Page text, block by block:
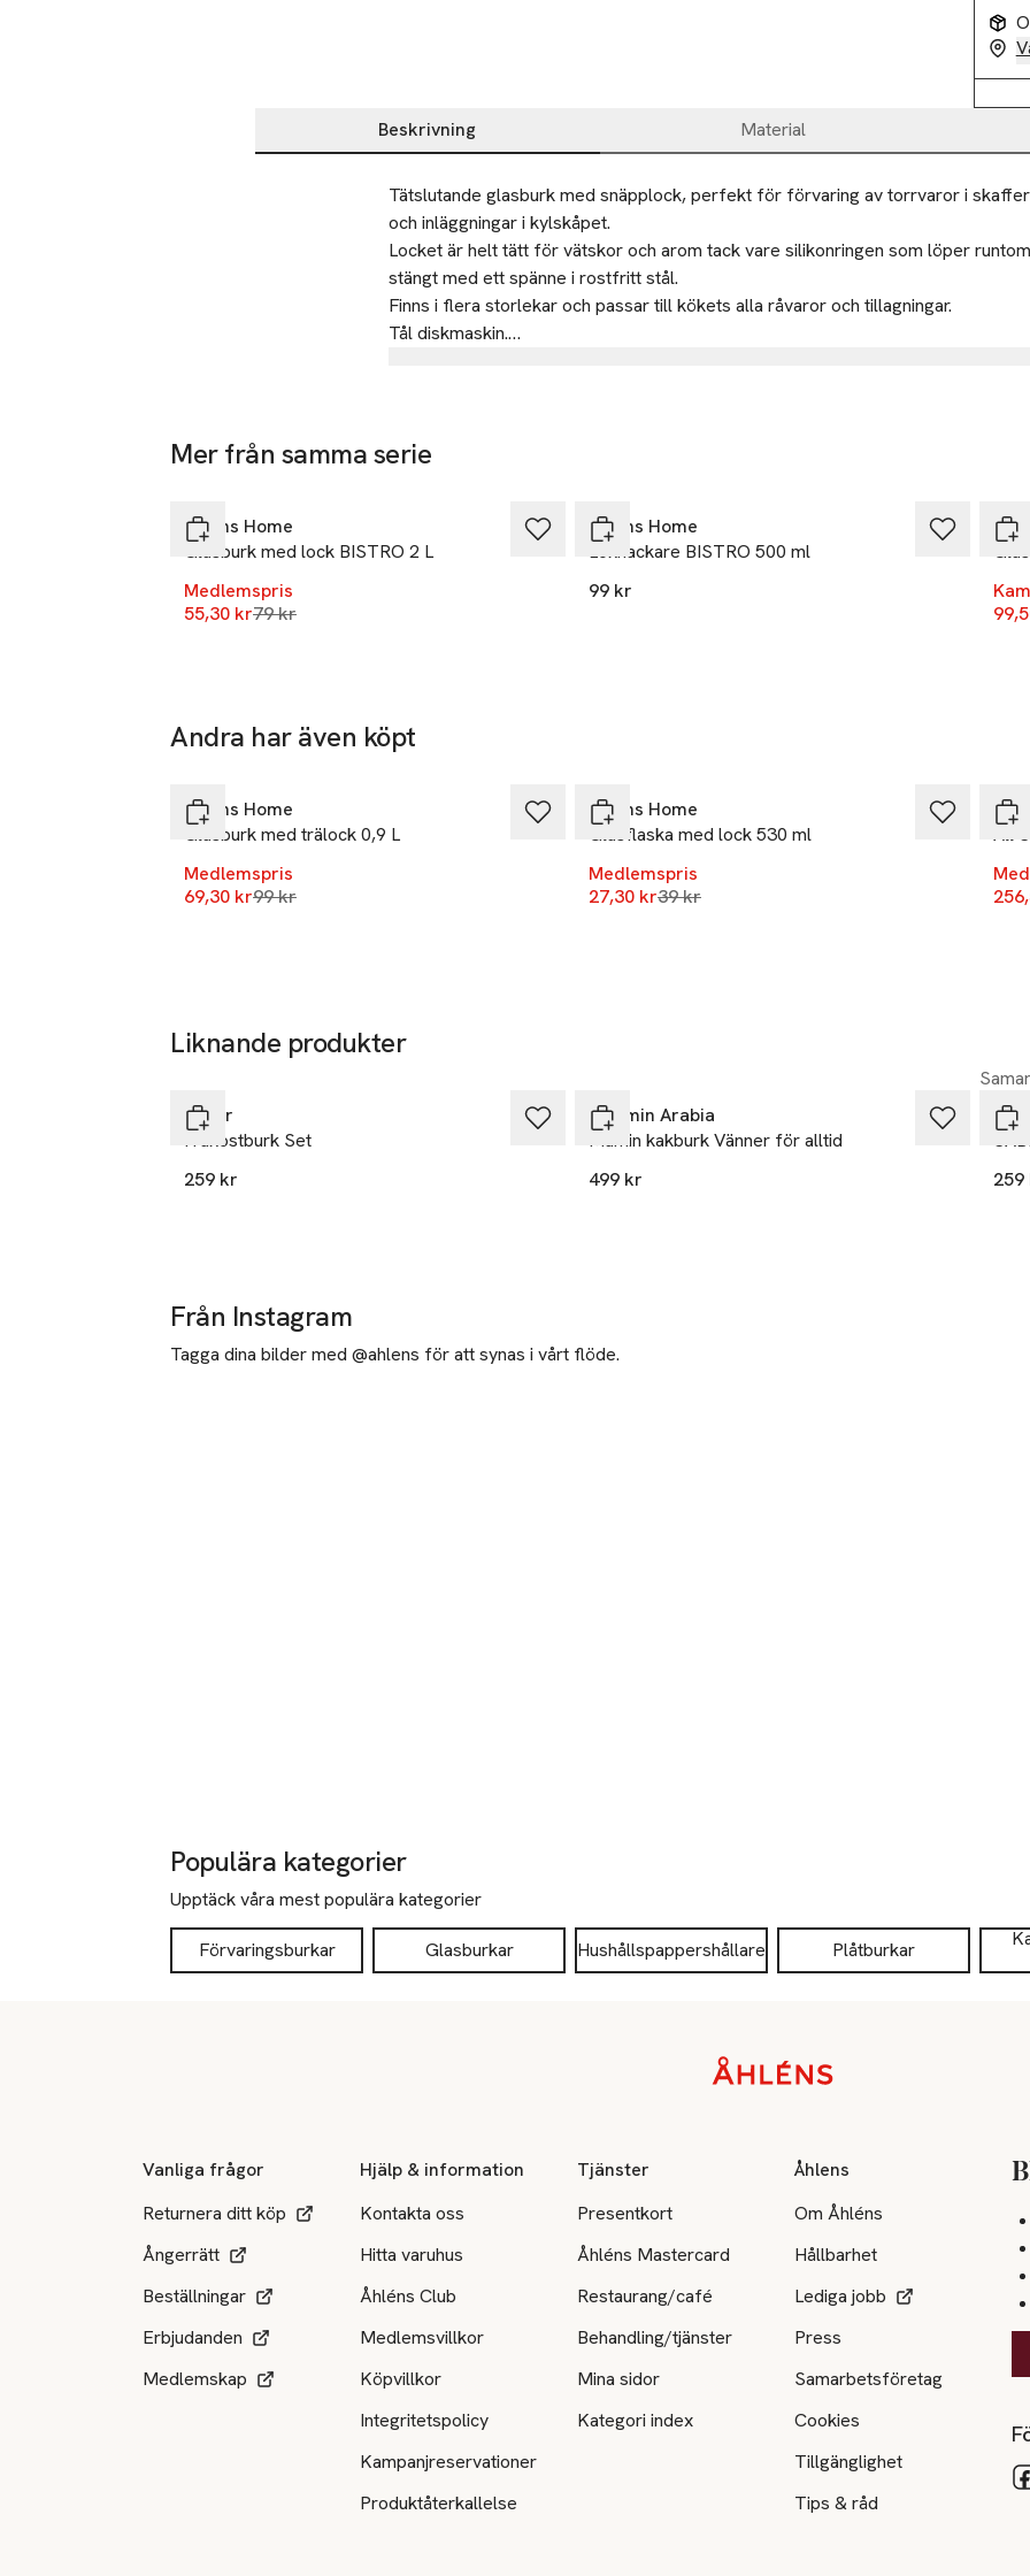
Beskrivning Material
Beskrivning
Tätslutande glasburk med snäpplock, perfekt för förvaring av torrvaror i
och inläggningar i kylskåpet.
Locket är helt tätt för vätskor och arom tack vare silikonringen som löper
stängt med ett spänne i rostfritt stål.
Finns i flera storlekar och passar till kökets alla råvaror och tillagningar.
Tål diskmaskin.
• Tätningsring av silikon
• Tål diskmaskin
Mått:
Dalagatan 100
113 43 Stockholm
E-post
info.hk@ahlens.se
Mer från samma serie
Åhléns Home
Glasburk med lock BISTRO 2 L
Medlemspris
55,30 krLägsta pris 30 dagar
79 kr
Åhléns Home
Lökhackare BISTRO 500 ml
99 kr
Andra har även köpt
Åhléns Home
Glasburk med trälock 0,9 L
Medlemspris
69,30 krLägsta pris 30 dagar
99 kr
Åhléns Home
Glasflaska med lock 530 ml
Medlemspris
27,30 krLägsta pris 30 dagar
39 kr
All
Liknande produkter
Kilner
Frukostburk Set
259 kr
Moomin Arabia
Mumin kakburk Vänner för alltid
499 kr
259
Från Instagram
Tagga dina bilder med @ahlens för att synas i vårt flöde.
Populära kategorier
Upptäck våra mest populära kategorier
Förvaringsburkar Glasburkar Hushållspappershållare Plåtburkar
Vanliga frågor
Returnera ditt köp
Ångerrätt
Beställningar
Erbjudanden
Medlemskap
Hjälp & information
Kontakta oss
Hitta varuhus
Åhléns Club
Medlemsvillkor
Köpvillkor
Integritetspolicy
Kampanjreservationer
Produktåterkallelse
Tjänster
Presentkort
Åhléns Mastercard
Restaurang/café
Behandling/tjänster
Mina sidor
Kategori index
Åhlens
Om Åhléns
Hållbarhet
Lediga jobb
Press
Samarbetsföretag
Cookies
Tillgänglighet
Tips & råd